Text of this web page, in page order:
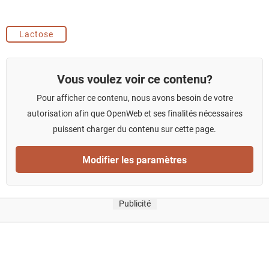
Lactose
Vous voulez voir ce contenu?
Pour afficher ce contenu, nous avons besoin de votre
autorisation afin que OpenWeb et ses finalités nécessaires
puissent charger du contenu sur cette page.
Modifier les paramètres
Publicité